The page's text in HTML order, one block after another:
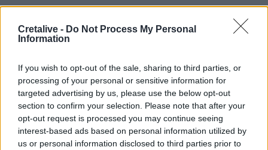
Cretalive - Do Not Process My Personal
Information
If you wish to opt-out of the sale, sharing to third parties, or
processing of your personal or sensitive information for
targeted advertising by us, please use the below opt-out
section to confirm your selection. Please note that after your
opt-out request is processed you may continue seeing
interest-based ads based on personal information utilized by
us or personal information disclosed to third parties prior to
Από την Αττική στη Νότια Γαλλία : Οι εμπειρίες Ελλήνων
και Γάλλων πυροσβεστών στα πύρινα μέτωπα
08:18
Στα 15 δισ. ευρώ ο στόχος για νέα δάνεια το 2026
08:12
Τροχαίο στην Αθηνών–Σουνίου: Πώς έγινε η σύγκρουση
με τη μηχανή της «ΔΙΑΣ» – Δύο αστυνομικοί τραυματίες